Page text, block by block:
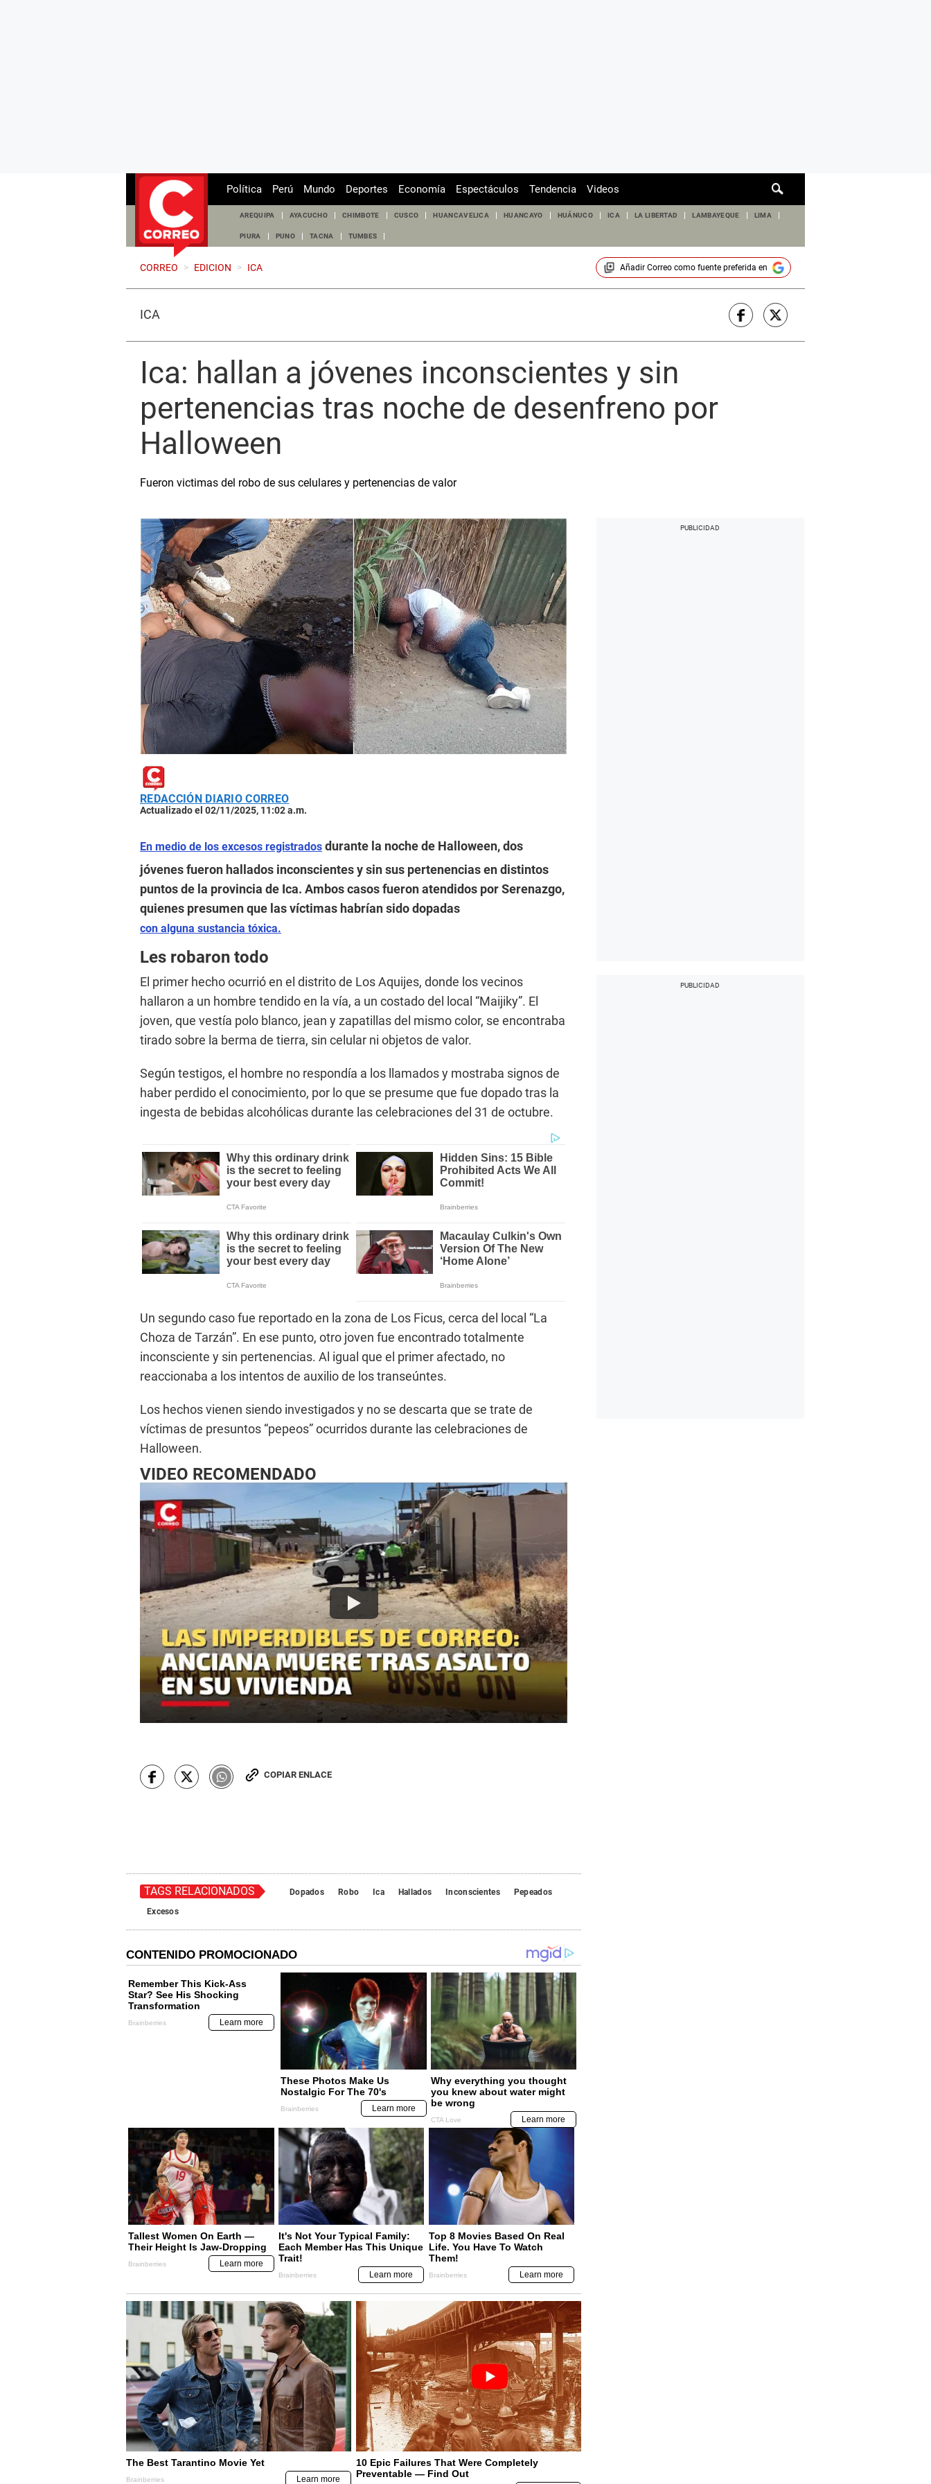
de
Política Perú Mundo Deportes Economía Espectáculos Tendencia Videos
AREQUIPA AYACUCHO CHIMBOTE CUSCO HUANCAVELICA HUANCAYO HUÁNUCO ICA LA LIBERTAD LAMBAYEQUE LIMA
PIURA PUNO TACNA TUMBES
CORREO > EDICION > ICA Añadir Correocomo fuente preferida en
ICA
Ica: hallan a jóvenes inconscientes y sin
pertenencias tras noche de desenfreno por
Halloween
Fueron victimas del robo de sus celulares y pertenencias de valor
REDACCIÓN DIARIO CORREO
Actualizado el 02/11/2025, 11:02 a.m.
En medio de los excesos registrados durante la noche de Halloween, dos
jóvenes fueron hallados inconscientes y sin sus pertenencias en distintos
puntos de la provincia de Ica. Ambos casos fueron atendidos por Serenazgo,
quienes presumen que las víctimas habrían sido dopadas
con alguna sustancia tóxica.
Les robaron todo
El primer hecho ocurrió en el distrito de Los Aquijes, donde los vecinos
hallaron a un hombre tendido en la vía, a un costado del local “Maijiky”. El
joven, que vestía polo blanco, jean y zapatillas del mismo color, se encontraba
tirado sobre la berma de tierra, sin celular ni objetos de valor.
Según testigos, el hombre no respondía a los llamados y mostraba signos de
haber perdido el conocimiento, por lo que se presume que fue dopado tras la
ingesta de bebidas alcohólicas durante las celebraciones del 31 de octubre.
Un segundo caso fue reportado en la zona de Los Ficus, cerca del local “La
Choza de Tarzán”. En ese punto, otro joven fue encontrado totalmente
inconsciente y sin pertenencias. Al igual que el primer afectado, no
reaccionaba a los intentos de auxilio de los transeúntes.
Los hechos vienen siendo investigados y no se descarta que se trate de
víctimas de presuntos “pepeos” ocurridos durante las celebraciones de
Halloween.
VIDEO RECOMENDADO
COPIAR ENLACE
TAGS RELACIONADOS Dopados Robo Ica Hallados Inconscientes
Pepeados
Excesos